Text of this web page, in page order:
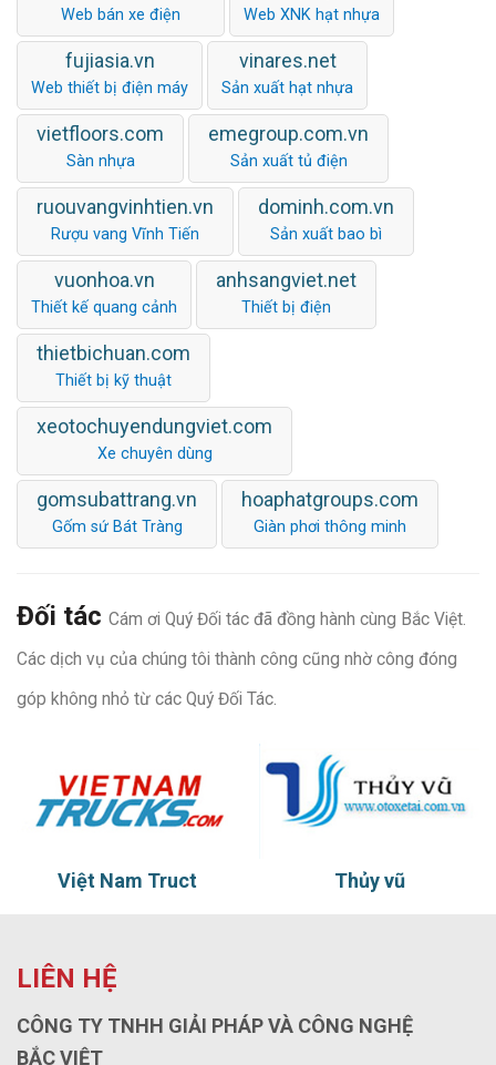
Web bán xe điện Web XNK hạt nhựa
fujiasia.vn
Web thiết bị điện máy
vinares.net
Sản xuất hạt nhựa
vietfloors.com
Sàn nhựa
emegroup.com.vn
Sản xuất tủ điện
ruouvangvinhtien.vn
Rượu vang Vĩnh Tiến
dominh.com.vn
Sản xuất bao bì
vuonhoa.vn
Thiết kế quang cảnh
anhsangviet.net
Thiết bị điện
thietbichuan.com
Thiết bị kỹ thuật
xeotochuyendungviet.com
Xe chuyên dùng
gomsubattrang.vn
Gốm sứ Bát Tràng
hoaphatgroups.com
Giàn phơi thông minh
Đối tác Cám ơi Quý Đối tác đã đồng hành cùng Bắc Việt.
Các dịch vụ của chúng tôi thành công cũng nhờ công đóng
góp không nhỏ từ các Quý Đối Tác.
Việt Nam Truct Thủy vũ
LIÊN HỆ
CÔNG TY TNHH GIẢI PHÁP VÀ CÔNG NGHỆ
BẮC VIỆT